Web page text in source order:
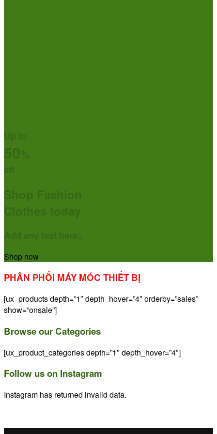
off
Shop now
PHÂN PHỐI MÁY MÓC THIẾT BỊ
[ux_products depth=”1″ depth_hover=”4″ orderby=”sales”
show=”onsale”]
Browse our Categories
[ux_product_categories depth=”1″ depth_hover=”4″]
Follow us on Instagram
Instagram has returned invalid data.